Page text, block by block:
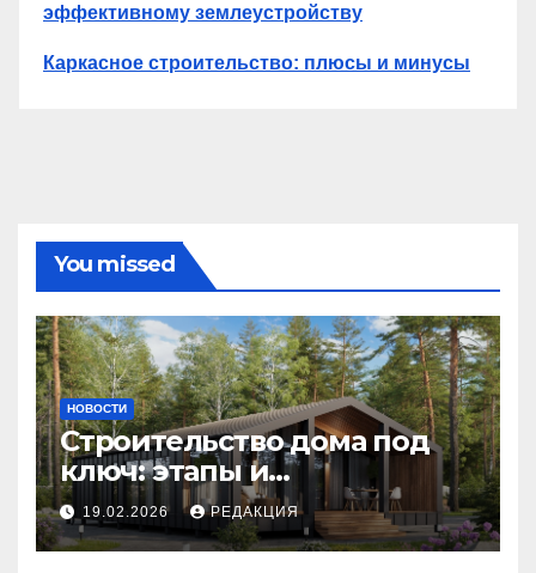
эффективному землеустройству
Каркасное строительство: плюсы и минусы
You missed
НОВОСТИ
Строительство дома под
ключ: этапы и
планирование бюджета
19.02.2026 РЕДАКЦИЯ